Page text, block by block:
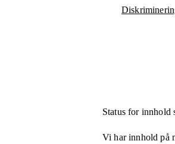
Status for innhold
Vi har innhold på